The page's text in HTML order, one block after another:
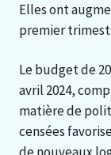
Elles ont
premier
Le budget de
avril 2024,
matière de
censées